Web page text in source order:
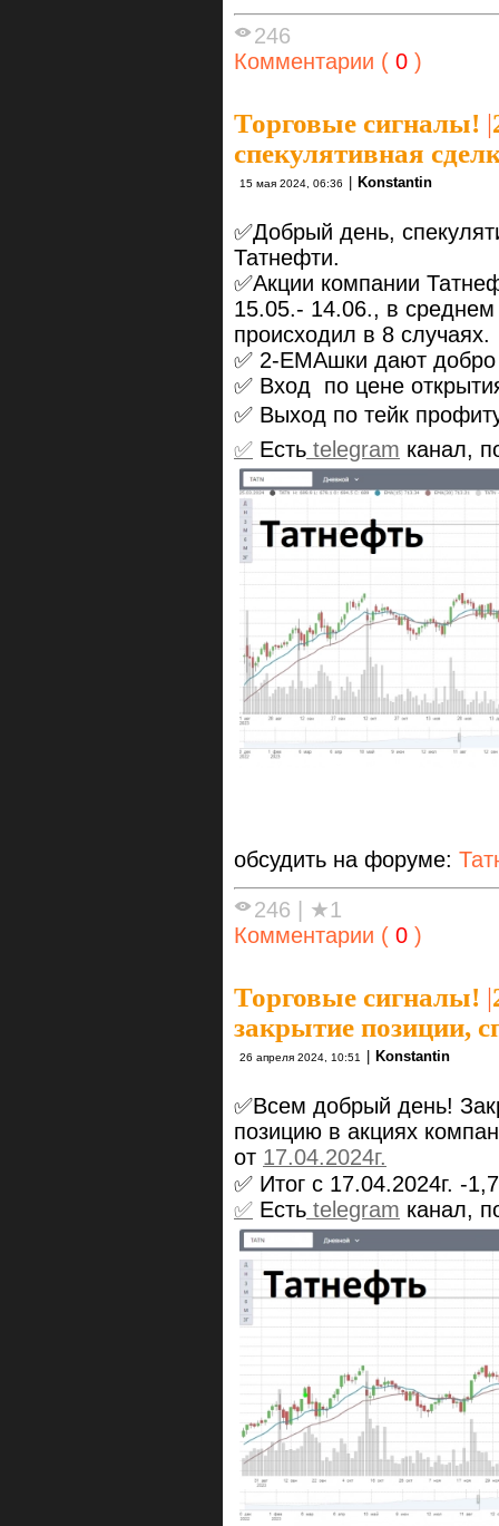
246
Комментарии ( 0 )
Торговые сигналы! |
спекулятивная
15 мая 2024, 06:36 Konstantin
✅Добрый день,
Татнефти.
✅Акции компании
15.05.- 14.06., в
происходил в 8 случаях.
✅ 2-ЕМАшки дают добро
✅ Вход по цене
✅ Выход по тейк
✅ Есть telegram канал,
обсудить на форуме:
246
★1
Комментарии ( 0 )
Торговые сигналы! |
закрытие позиции,
26 апреля 2024, 10:51 Konstantin
✅Всем добрый день!
позицию в акциях
от 17.04.2024г.
✅ Итог с 17.04.2024г. -
✅ Есть telegram канал,